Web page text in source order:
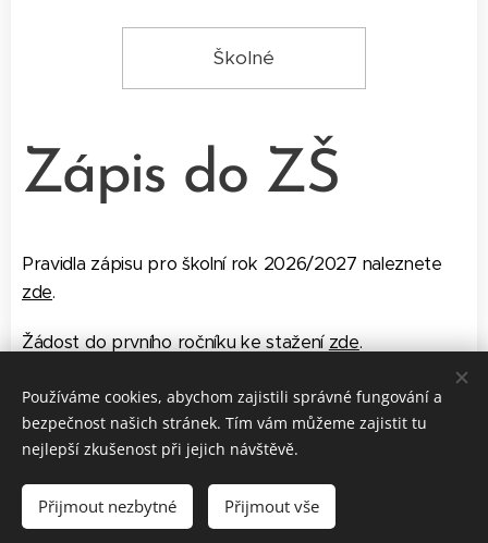
Školné
Zápis do ZŠ
Pravidla zápisu pro školní rok 2026/2027 naleznete
zde.
Žádost do prvního ročníku ke staženízde.
přístupnosti
Cookies
Používáme cookies, abychom zajistili správné fungování a
bezpečnost našich stránek. Tím vám můžeme zajistit tu
nejlepší zkušenost při jejich návštěvě.
Přijmout nezbytné Přijmout vše